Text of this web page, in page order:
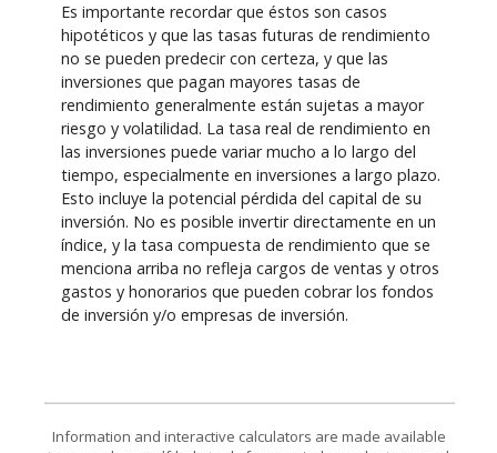
Es importante recordar que éstos son casos
hipotéticos y que las tasas futuras de rendimiento
no se pueden predecir con certeza, y que las
inversiones que pagan mayores tasas de
rendimiento generalmente están sujetas a mayor
riesgo y volatilidad. La tasa real de rendimiento en
las inversiones puede variar mucho a lo largo del
tiempo, especialmente en inversiones a largo plazo.
Esto incluye la potencial pérdida del capital de su
inversión. No es posible invertir directamente en un
índice, y la tasa compuesta de rendimiento que se
menciona arriba no refleja cargos de ventas y otros
gastos y honorarios que pueden cobrar los fondos
de inversión y/o empresas de inversión.
Information and interactive calculators are made available